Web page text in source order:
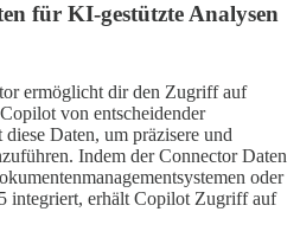
für KI-gestützte Analysen
ermöglicht dir den Zugriff auf
von entscheidender
Daten, um präzisere und
Indem der Connector Daten
oder
integriert, erhält Copilot Zugriff auf